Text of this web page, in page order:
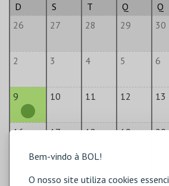
Bem-vindo à BOL!
O nosso site utiliza cookies
D S T Q Q
26
27 28 29 30
2 3 4 5 6
9 10 11 12 13
16 17 18 19 20